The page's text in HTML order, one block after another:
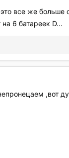
все же
6 батареек D...
,вот